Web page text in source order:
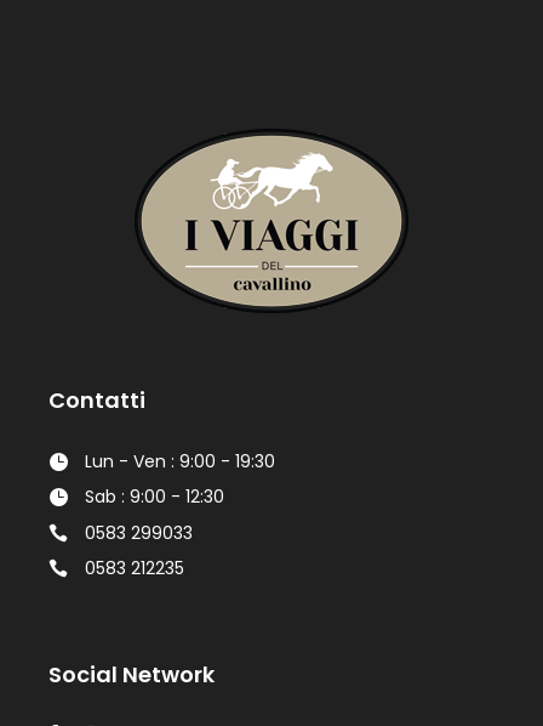
Contatti
Lun - Ven : 9:00 - 19:30
Sab : 9:00 - 12:30
0583 299033
0583 212235
Social Network